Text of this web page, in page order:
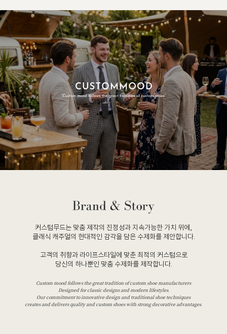
커스텀무드는 맞춤 제작의 진정성과 지속가능한 가치 위에,
클래식 캐주얼의 현대적인 감각을 담은 수제화를 제안합니다.
고객의 취향과 라이프스타일에 맞춘 최적의 커스텀으로
당신의 하나뿐인 맞춤 수제화를 제작합니다.
Custom mood follows the great tradition of custom shoe manufacturers
Designed for classic designs and modern lifestyles.
Our commitment to innovative design and traditional shoe techniques
creates and delivers quality and custom shoes with strong decorative advantages.